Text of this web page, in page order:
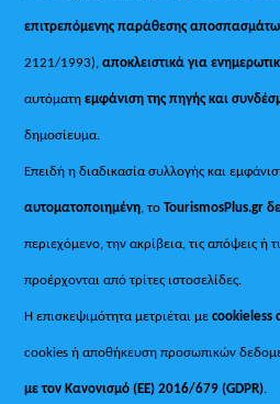
επιτρεπόμενης παράθεσης
2121/1993), αποκλειστικά για
αυτόματηεμφάνιση της πηγής και
δημοσίευμα.
Επειδή η διαδικασία συλλογής και
αυτοματοποιημένη, τοTourismosPlus.gr
περιεχόμενο, την ακρίβεια, τις απόψεις ή
προέρχονται από τρίτες ιστοσελίδες.
Η επισκεψιμότητα μετριέται μεcookieless
cookies ή αποθήκευση προσωπικών
με τον Κανονισμό (ΕΕ) 2016/679 (GDPR).